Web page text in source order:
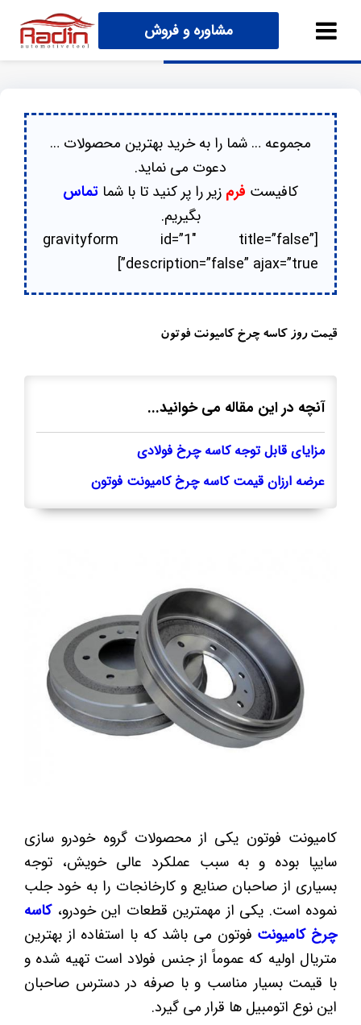
مشاوره و فروش
مجموعه … شما را به خرید بهترین محصولات …
دعوت می نماید.
کافیست فرم زیر را پر کنید تا با شما تماس
بگیریم.
[gravityform id=”1″ title=”false”
description=”false” ajax=”true”]
قیمت روز کاسه چرخ کامیونت فوتون
آنچه در این مقاله می خوانید...
مزایای قابل توجه کاسه چرخ فولادی
عرضه ارزان قیمت کاسه چرخ کامیونت فوتون
کامیونت فوتون یکی از محصولات گروه خودرو سازی
سایپا بوده و به سبب عملکرد عالی خویش، توجه
بسیاری از صاحبان صنایع و کارخانجات را به خود جلب
نموده است. یکی از مهمترین قطعات این خودرو،کاسه
چرخ کامیونت فوتون می باشد که با استفاده از بهترین
متریال اولیه که عموماً از جنس فولاد است تهیه شده و
با قیمت بسیار مناسب و با صرفه در دسترس صاحبان
این نوع اتومبیل ها قرار می گیرد.